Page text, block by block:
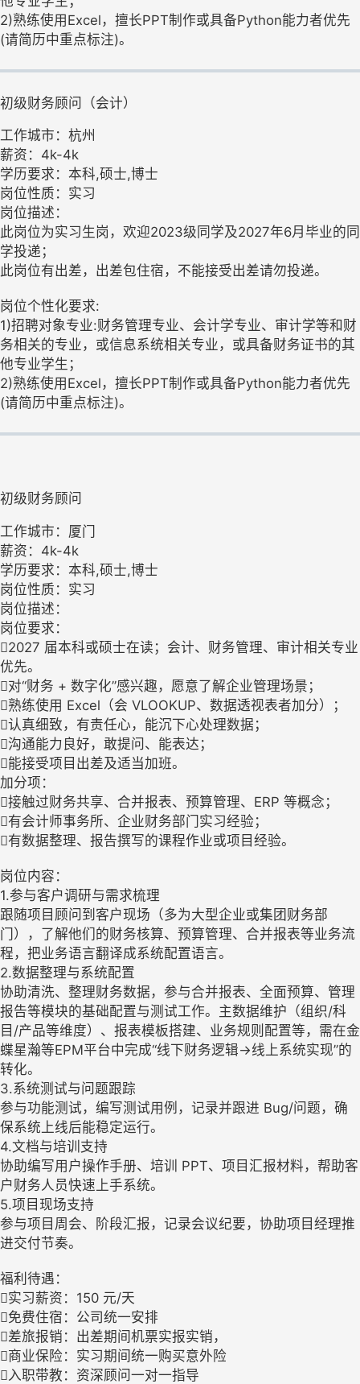
2)熟练使用Excel，擅长PPT制作或具备Python能力者优先
(请简历中重点标注)。
初级财务顾问（会计）
工作城市：杭州
薪资：4k-4k
学历要求：本科,硕士,博士
岗位性质：实习
岗位描述：
此岗位为实习生岗，欢迎2023级同学及2027年6月毕业的同
学投递；
此岗位有出差，出差包住宿，不能接受出差请勿投递。
岗位个性化要求:
1)招聘对象专业:财务管理专业、会计学专业、审计学等和财
务相关的专业，或信息系统相关专业，或具备财务证书的其
他专业学生；
2)熟练使用Excel，擅长PPT制作或具备Python能力者优先
(请简历中重点标注)。
初级财务顾问
工作城市：厦门
薪资：4k-4k
学历要求：本科,硕士,博士
岗位性质：实习
岗位描述：
岗位要求：
2027 届本科或硕士在读；会计、财务管理、审计相关专业
优先。
对“财务 + 数字化”感兴趣，愿意了解企业管理场景；
熟练使用 Excel（会 VLOOKUP、数据透视表者加分）；
认真细致，有责任心，能沉下心处理数据；
沟通能力良好，敢提问、能表达；
能接受项目出差及适当加班。
加分项：
接触过财务共享、合并报表、预算管理、ERP 等概念；
有会计师事务所、企业财务部门实习经验；
有数据整理、报告撰写的课程作业或项目经验。
岗位内容：
1.参与客户调研与需求梳理
跟随项目顾问到客户现场（多为大型企业或集团财务部
门），了解他们的财务核算、预算管理、合并报表等业务流
程，把业务语言翻译成系统配置语言。
2.数据整理与系统配置
协助清洗、整理财务数据，参与合并报表、全面预算、管理
报告等模块的基础配置与测试工作。主数据维护（组织/科
目/产品等维度）、报表模板搭建、业务规则配置等，需在金
蝶星瀚等EPM平台中完成“线下财务逻辑→线上系统实现”的
转化。
3.系统测试与问题跟踪
参与功能测试，编写测试用例，记录并跟进 Bug/问题，确
保系统上线后能稳定运行。
4.文档与培训支持
协助编写用户操作手册、培训 PPT、项目汇报材料，帮助客
户财务人员快速上手系统。
5.项目现场支持
参与项目周会、阶段汇报，记录会议纪要，协助项目经理推
进交付节奏。
福利待遇：
实习薪资：150 元/天
免费住宿：公司统一安排
差旅报销：出差期间机票实报实销，
商业保险：实习期间统一购买意外险
入职带教：资深顾问一对一指导